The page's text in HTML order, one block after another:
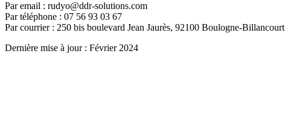
Par email : rudyo@ddr-solutions.com
Par téléphone : 07 56 93 03 67
Par courrier : 250 bis boulevard Jean Jaurès, 92100 Boulogne-Billancourt
Dernière mise à jour : Février 2024